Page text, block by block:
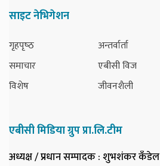
साइट नेभिगेशन
गृहपृष्‍ठ
समाचार
विशेष
अन्तर्वार्ता
एबीसी विज
जीवनशैली
एबीसी मिडिया ग्रुप प्रा.लि.टीम
अध्यक्ष / प्रधान सम्पादक: शुभशंकर कँडेल